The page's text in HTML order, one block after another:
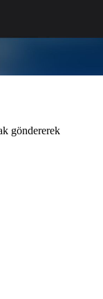
göndererek